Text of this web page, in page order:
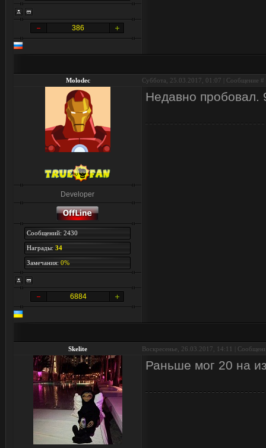
386
Molodec Суббота, 25.03.2017, 01:07 | Сообщение #
Developer
Сообщений: 2430
Награды: 34
Замечания: 0%
6884
Недавно пробовал.
Skelite Воскресенье, 26.03.2017, 14:11 |
Раньше мог 20 на